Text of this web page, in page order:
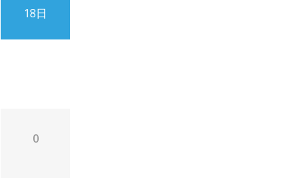
18日
0